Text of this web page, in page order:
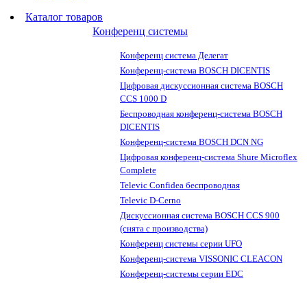
Каталог товаров
Конференц системы
Конференц система Делегат
Конференц-система BOSCH DICENTIS
Цифровая дискуссионная система BOSCH
CCS 1000 D
Беспроводная конференц-система BOSCH
DICENTIS
Конференц-система BOSCH DCN NG
Цифровая конференц-система Shure Microflex
Complete
Televic Confidea беспроводная
Televic D-Cerno
Дискуссионная система BOSCH CCS 900
(снята с производства)
Конференц системы серии UFO
Конференц-система VISSONIC CLEACON
Конференц-системы серии EDC